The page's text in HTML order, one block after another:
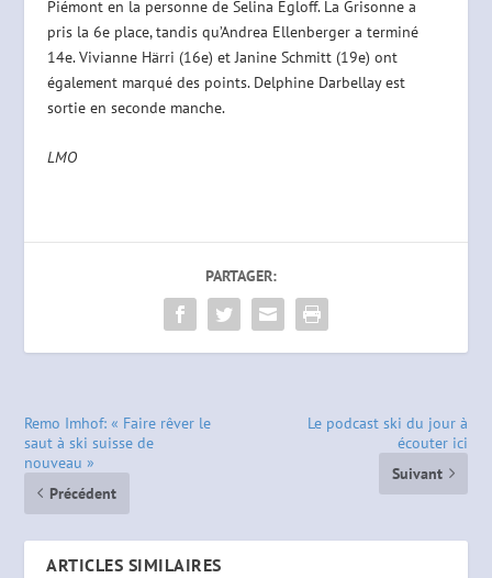
Piémont en la personne de Selina Egloff. La Grisonne a
pris la 6e place, tandis qu’Andrea Ellenberger a terminé
14e. Vivianne Härri (16e) et Janine Schmitt (19e) ont
également marqué des points. Delphine Darbellay est
sortie en seconde manche.
LMO
PARTAGER:
Remo Imhof: « Faire rêver le
saut à ski suisse de
nouveau »
Précédent
Le podcast ski du jour à
écouter ici
Suivant
ARTICLES SIMILAIRES